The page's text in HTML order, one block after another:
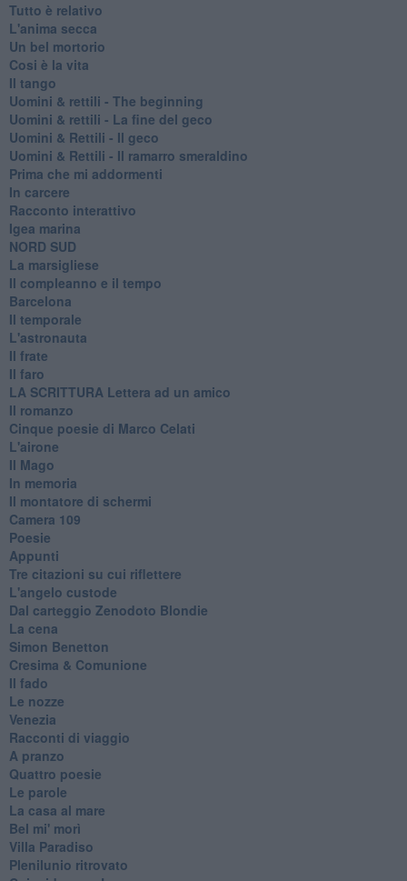
Tutto è relativo
L'anima secca
Un bel mortorio
Cosi è la vita
Il tango
​Uomini & rettili - The beginning
​Uomini & rettili - La fine del geco
Uomini & Rettili - Il geco
Uomini & Rettili - Il ramarro smeraldino
Prima che mi addormenti
In carcere
Racconto interattivo
Igea marina
​NORD SUD
La marsigliese
Il compleanno e il tempo
Barcelona
Il temporale
L'astronauta
Il frate
Il faro
​LA SCRITTURA Lettera ad un amico
Il romanzo
Cinque poesie di Marco Celati
L'airone
Il Mago
In memoria
Il montatore di schermi
Camera 109
Poesie
Appunti
Tre citazioni su cui riflettere
L'angelo custode
Dal carteggio Zenodoto Blondie
La cena
Simon Benetton
Cresima & Comunione
Il fado
Le nozze
Venezia
Racconti di viaggio
A pranzo
Quattro poesie
Le parole
La casa al mare
Bel mi' morì
Villa Paradiso
Plenilunio ritrovato